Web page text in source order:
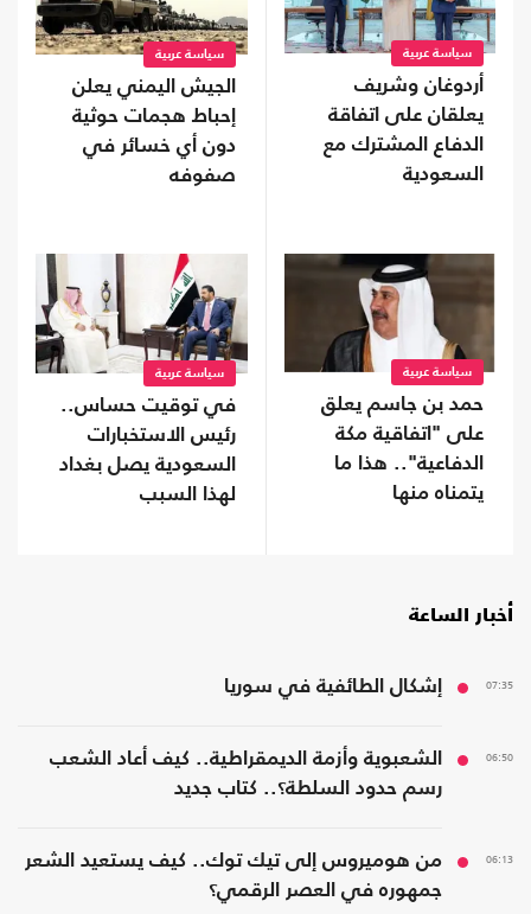
سياسة عربية
أردوغان وشريف
يعلقان على اتفاقة
الدفاع المشترك مع
السعودية
سياسة عربية
الجيش اليمني يعلن
إحباط هجمات حوثية
دون أي خسائر في
صفوفه
سياسة عربية
حمد بن جاسم يعلق
على "اتفاقية مكة
الدفاعية".. هذا ما
يتمناه منها
سياسة عربية
في توقيت حساس..
رئيس الاستخبارات
السعودية يصل بغداد
لهذا السبب
أخبار الساعة
07:35 إشكال الطائفية في سوريا
06:50
الشعبوية وأزمة الديمقراطية.. كيف أعاد الشعب
رسم حدود السلطة؟.. كتاب جديد
06:13
من هوميروس إلى تيك توك.. كيف يستعيد الشعر
جمهوره في العصر الرقمي؟